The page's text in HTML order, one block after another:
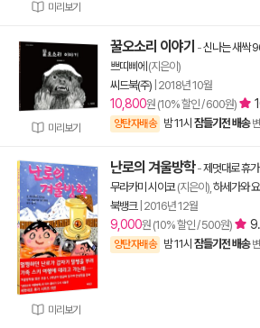
미리보기
미리보기
꿀오소리 이야기 -신나는 새싹
쁘띠삐에 (지은이)
씨드북(주) 2018년 10월
10,800원 (10% 할인 / 600원)
양탄자배송 밤 11시 잠들기전 배송
미리보기
난로의 겨울방학-제멋대로 휴
무라카미 시이코(지은이), 하세가와
북뱅크| 2016년 12월
9,000원 (10% 할인 / 500원)
양탄자배송 밤 11시 잠들기전 배송